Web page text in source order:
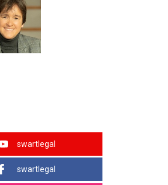
swartlegal
swartlegal